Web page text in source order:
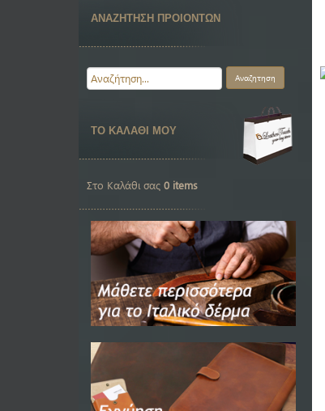
ΑΝΑΖΗΤΗΣΗ ΠΡΟΙΟΝΤΩΝ
ΤΟ ΚΑΛΑΘΙ ΜΟΥ
Στο Καλάθι σας 0 items